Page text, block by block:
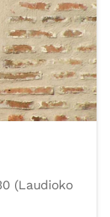
(Laudioko